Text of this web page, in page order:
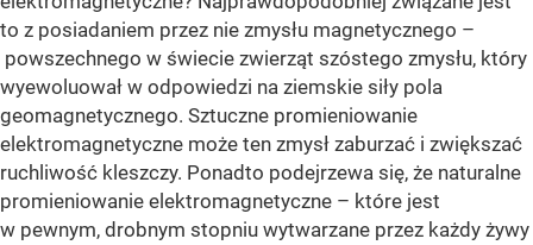
to z posiadaniem przez nie zmysłu magnetycznego –
powszechnego w świecie zwierząt szóstego zmysłu, który
wyewoluował w odpowiedzi na ziemskie siły pola
geomagnetycznego. Sztuczne promieniowanie
elektromagnetyczne może ten zmysł zaburzać i zwiększać
ruchliwość kleszczy. Ponadto podejrzewa się, że naturalne
promieniowanie elektromagnetyczne – które jest
w pewnym, drobnym stopniu wytwarzane przez każdy żywy